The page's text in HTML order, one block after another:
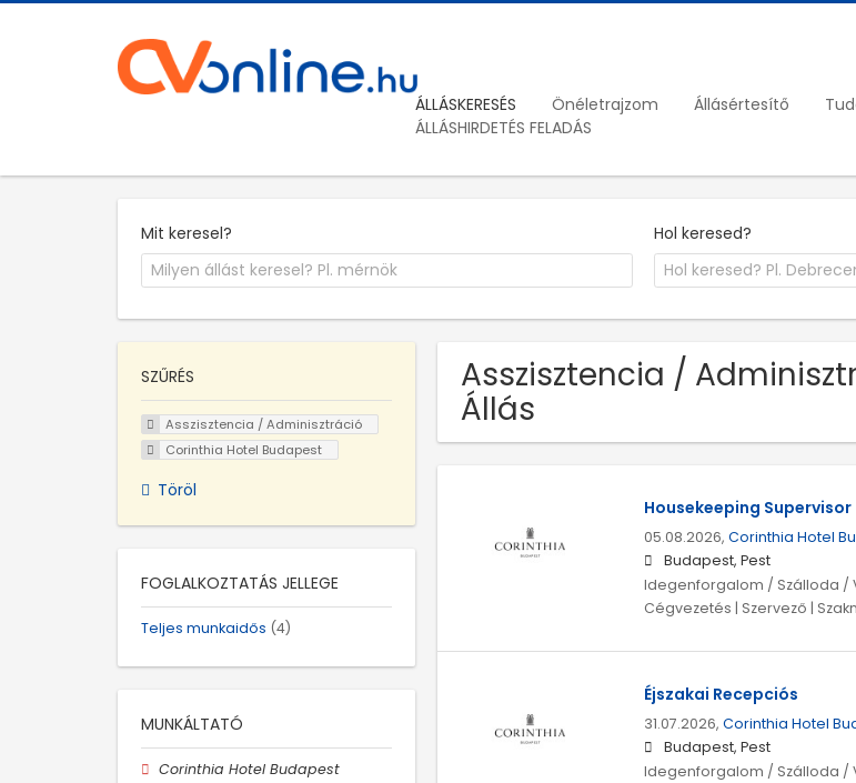
ÁLLÁSKERESÉS Önéletrajzom Állásértesítő
ÁLLÁSHIRDETÉS FELADÁS
Mit keresel? Hol keresed?
Asszisztencia /
Állás
Housekeeping Supervisor
05.08.2026, Corinthia Hotel
Budapest, Pest
Idegenforgalom / Szálloda /
Cégvezetés | Szervező |
Éjszakai Recepciós
31.07.2026, Corinthia Hotel
Budapest, Pest
Idegenforgalom / Szálloda /
SZŰRÉS
Asszisztencia / Adminisztráció
Corinthia Hotel Budapest
Töröl
FOGLALKOZTATÁS JELLEGE
Teljes munkaidős (4)
MUNKÁLTATÓ
Corinthia Hotel Budapest